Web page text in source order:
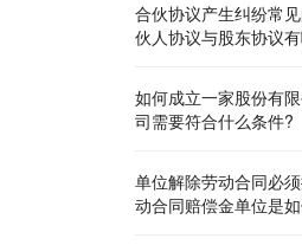
合伙协议产生纠纷常
伙人协议与股东协议
如何成立一家股份有
司需要符合什么条件?
单位解除劳动合同必
动合同赔偿金单位是